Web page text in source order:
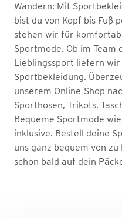
Wandern: Mit
bist du von Kopf bis Fuß
stehen wir für
Sportmode. Ob im
Lieblingssport liefern wir
Sportbekleidung.
unserem Online-Shop
Sporthosen, Trikots,
Bequeme Sportmode
inklusive. Bestell deine
uns ganz bequem von
schon bald auf dein